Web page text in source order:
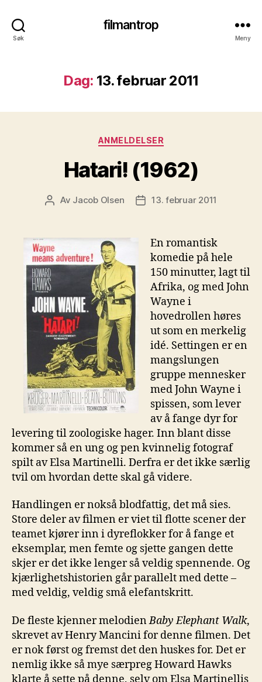
Søk
filmantrop
Meny
Dag: 13. februar 2011
Kategorier
ANMELDELSER
Hatari! (1962)
Innleggsforfatter
Av Jacob Olsen Publiseringsdato
13. februar 2011
En romantisk
komedie på hele
150 minutter, lagt til
Afrika, og med John
Wayne i
hovedrollen høres
ut som en merkelig
idé. Settingen er en
mangslungen
gruppe mennesker
med John Wayne i
spissen, som lever
av å fange dyr for
levering til zoologiske hager. Inn blant disse
kommer så en ung og pen kvinnelig fotograf
spilt av Elsa Martinelli. Derfra er det ikke særlig
tvil om hvordan dette skal gå videre.
Handlingen er nokså blodfattig, det må sies.
Store deler av filmen er viet til flotte scener der
teamet kjører inn i dyreflokker for å fange et
eksemplar, men femte og sjette gangen dette
skjer er det ikke lenger så veldig spennende. Og
kjærlighetshistorien går parallelt med dette –
med veldig, veldig små elefantskritt.
De fleste kjenner melodienBaby Elephant Walk,
skrevet av Henry Mancini for denne filmen. Det
er nok først og fremst det den huskes for. Det er
nemlig ikke så mye særpreg Howard Hawks
klarte å sette på denne, selv om Elsa Martinellis